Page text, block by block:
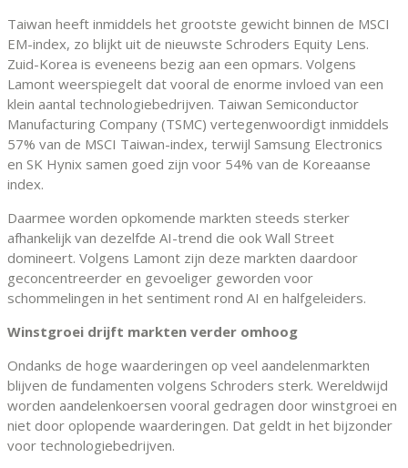
Taiwan heeft inmiddels het grootste gewicht binnen de MSCI
EM-index, zo blijkt uit de nieuwste Schroders Equity Lens.
Zuid-Korea is eveneens bezig aan een opmars. Volgens
Lamont weerspiegelt dat vooral de enorme invloed van een
klein aantal technologiebedrijven. Taiwan Semiconductor
Manufacturing Company (TSMC) vertegenwoordigt inmiddels
57% van de MSCI Taiwan-index, terwijl Samsung Electronics
en SK Hynix samen goed zijn voor 54% van de Koreaanse
index.
Daarmee worden opkomende markten steeds sterker
afhankelijk van dezelfde AI-trend die ook Wall Street
domineert. Volgens Lamont zijn deze markten daardoor
geconcentreerder en gevoeliger geworden voor
schommelingen in het sentiment rond AI en halfgeleiders.
Winstgroei drijft markten verder omhoog
Ondanks de hoge waarderingen op veel aandelenmarkten
blijven de fundamenten volgens Schroders sterk. Wereldwijd
worden aandelenkoersen vooral gedragen door winstgroei en
niet door oplopende waarderingen. Dat geldt in het bijzonder
voor technologiebedrijven.